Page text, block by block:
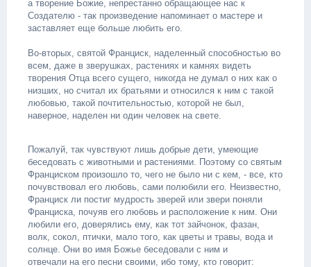
а творение Божие, непрестанно обращающее нас к
Создателю - так произведение напоминает о мастере и
заставляет еще больше любить его.
Во-вторых, святой Франциск, наделенный способностью во
всем, даже в зверушках, растениях и камнях видеть
творения Отца всего сущего, никогда не думал о них как о
низших, но считал их братьями и относился к ним с такой
любовью, такой почтительностью, которой не был,
наверное, наделен ни один человек на свете.
Пожалуй, так чувствуют лишь добрые дети, умеющие
беседовать с животными и растениями. Поэтому со святым
Франциском произошло то, чего не было ни с кем, - все, кто
почувствовал его любовь, сами полюбили его. Неизвестно,
Франциск ли постиг мудрость зверей или звери поняли
Франциска, почуяв его любовь и расположение к ним. Они
любили его, доверялись ему, как тот зайчонок, фазан,
волк, сокол, птички, мало того, как цветы и травы, вода и
солнце. Они во имя Божье беседовали с ним и
отвечали на его песни своими, ибо тому, кто говорит: